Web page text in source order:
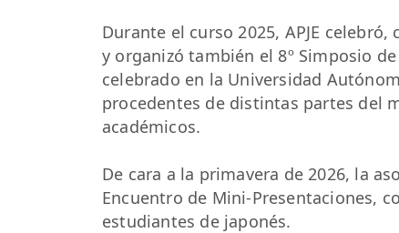
Durante el curso 2025, APJE
y organizó también el 8º Simposio
celebrado en la Universidad
procedentes de distintas partes del
académicos.
De cara a la primavera de 2026, la
Encuentro de Mini-Presentaciones,
estudiantes de japonés.